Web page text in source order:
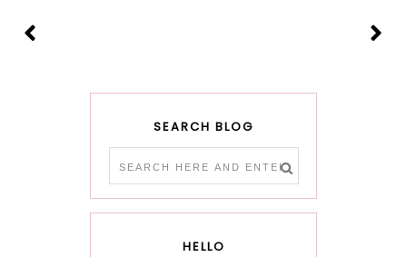
SEARCH BLOG
HELLO